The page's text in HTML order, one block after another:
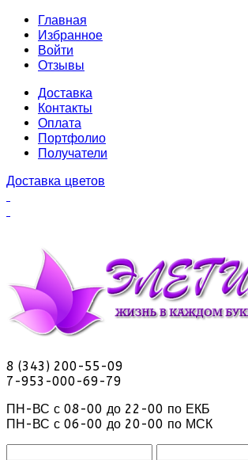
Главная
Избранное
Войти
Отзывы
Доставка
Контакты
Оплата
Портфолио
Получатели
Доставка цветов
8 (343) 200-55-09
7-953-000-69-79
ПН-ВС с 08-00 до 22-00 по ЕКБ
ПН-ВС с 06-00 до 20-00 по МСК